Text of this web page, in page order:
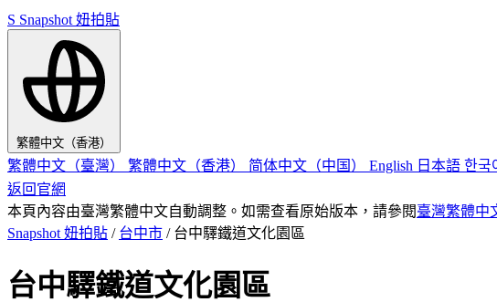
S Snapshot 妞拍貼
繁體中文（香港）
繁體中文（臺灣） 繁體中文（香港） 简体中文（中国） English 日本語 한국
返回官網
本頁內容由臺灣繁體中文自動調整。如需查看原始版本，請參閱臺灣繁體中
Snapshot 妞拍貼 / 台中市 / 台中驛鐵道文化園區
台中驛鐵道文化園區